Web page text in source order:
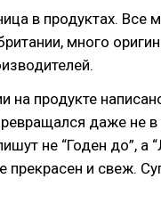
в продуктах. Все
много
на продукте
даже не
не “Годен до”, а
прекрасен и свеж.